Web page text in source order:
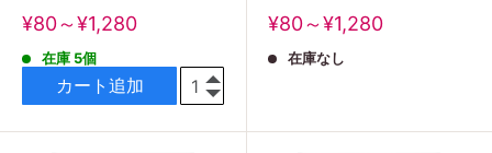
販
価
¥80～¥1,280
在庫 5個
カート追加
販
価
¥80～¥1,280
在庫なし